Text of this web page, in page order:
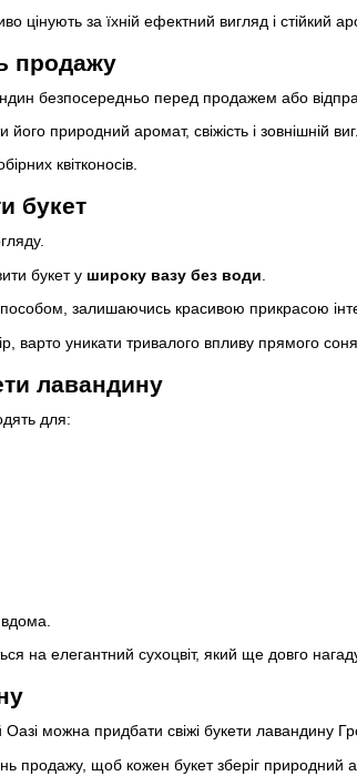
цінують за їхній ефектний вигляд і стійкий
продажу
безпосередньо перед продажем або
природний аромат, свіжість і зовнішній
квітконосів.
букет
букет у широку вазу без води
залишаючись красивою прикрасою
варто уникати тривалого впливу прямого
лавандину
для:
на елегантний сухоцвіт, який ще довго
Оазі можна придбати свіжі букети лавандину
продажу, щоб кожен букет зберіг природний